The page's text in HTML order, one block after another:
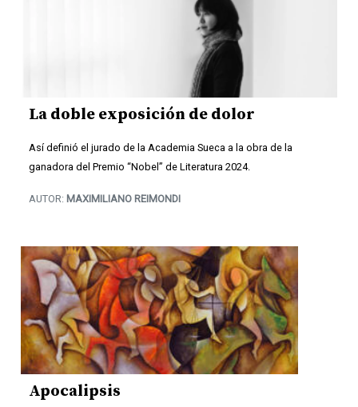
La doble exposición de dolor
Así definió el jurado de la Academia Sueca a la obra de la
ganadora del Premio “Nobel” de Literatura 2024.
AUTOR: MAXIMILIANO REIMONDI
Apocalipsis